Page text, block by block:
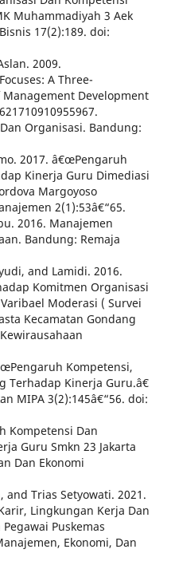
Muhammadiyah 3 Aek
17(2):189. doi:
2009.
A Three-
Management Development
Organisasi. Bandung:
2017. â€œPengaruh
Kinerja Guru Dimediasi
Margoyoso
2(1):53â€“65.
2016. Manajemen
Bandung: Remaja
and Lamidi. 2016.
Komitmen Organisasi
Moderasi ( Survei
Kecamatan Gondang
Kompetensi,
Terhadap Kinerja Guru.â€
MIPA 3(2):145â€“56. doi:
Kompetensi Dan
Guru Smkn 23 Jakarta
Dan Ekonomi
Trias Setyowati. 2021.
Lingkungan Kerja Dan
Puskemas
Ekonomi, Dan